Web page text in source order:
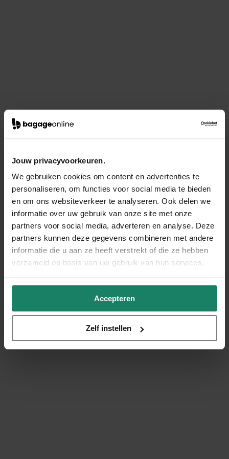
Jouw privacyvoorkeuren.
We gebruiken cookies om content en advertenties te
personaliseren, om functies voor social media te bieden
en om ons websiteverkeer te analyseren. Ook delen we
informatie over uw gebruik van onze site met onze
partners voor social media, adverteren en analyse. Deze
partners kunnen deze gegevens combineren met andere
informatie die u aan ze heeft verstrekt of die ze hebben
verzameld op basis van uw gebruik van hun services.
Accepteren
Zelf instellen